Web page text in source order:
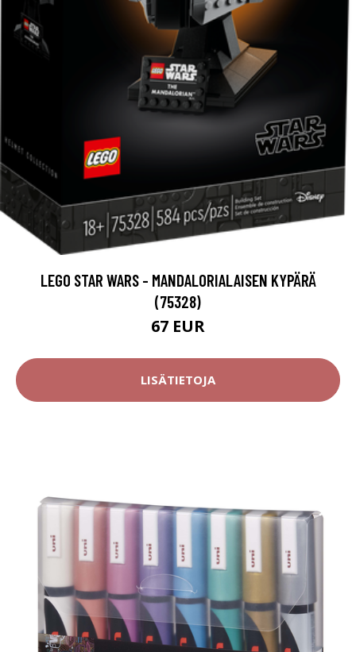
LEGO STAR WARS - MANDALORIALAISEN KYPÄRÄ
(75328)
67 EUR
LISÄTIETOJA